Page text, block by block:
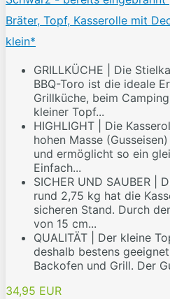
Bräter, Topf, Kasserolle mit
klein*
GRILLKÜCHE | Die
BBQ-Toro ist die ideale
Grillküche, beim
kleiner Topf...
HIGHLIGHT | Die
hohen Masse
und ermöglicht so ein
Einfach...
SICHER UND SAUBER |
rund 2,75 kg hat die
sicheren Stand. Durch
von 15 cm...
QUALITÄT | Der kleine
deshalb bestens
Backofen und Grill. Der
34,95 EUR